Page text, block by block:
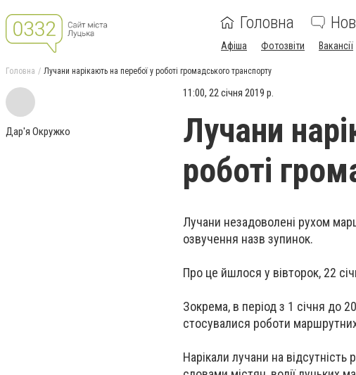
Головна
Афіша Фотозвіти Вакансії
Головна Лучани нарікають на перебої у роботі громадського транспорту
Дар'я Окружко
11:00, 22 січня 2019 р.
Лучани
роботі
Лучани незадоволені рухом
озвучення назв зупинок.
Про це йшлося у вівторок, 22
Зокрема, в період з 1 січня до
стосувалися роботи
Нарікали лучани на відсутність